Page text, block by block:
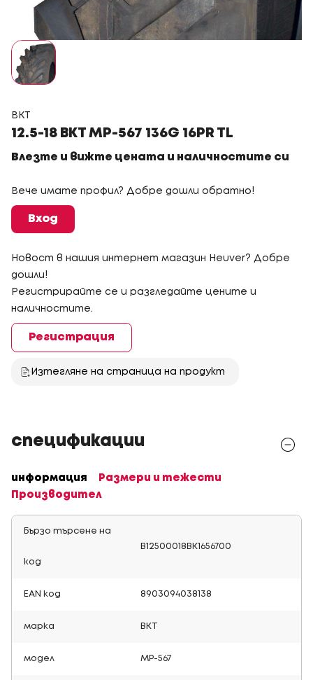
BKT
12.5-18 BKT MP-567 136G 16PR TL
Влезте и вижте цената и наличностите си
Вече имате профил? Добре дошли обратно!
Вход
Новост в нашия интернет магазин Heuver? Добре
дошли!
Регистрирайте се и разгледайте цените и
наличностите.
Регистрация
Изтегляне на страница на продукт
спецификации
информация
Размери и тежести
Производител
Бързо търсене на
код
B12500018BK1656700
EAN код 8903094038138
марка BKT
модел MP-567